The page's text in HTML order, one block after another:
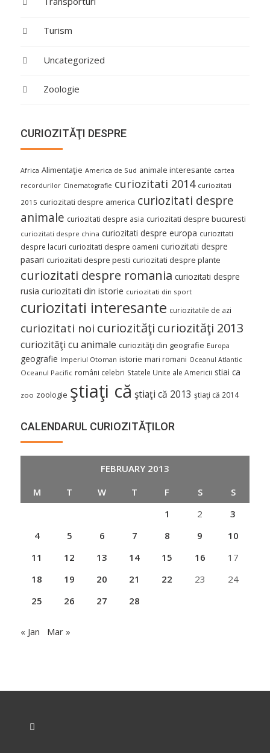
Turism
Uncategorized
Zoologie
CURIOZITĂŢI DESPRE
Africa Alimentaţie America de Sud animale interesante cartea
recordurilor Cinematografie curiozitati 2014 curiozitati
2015 curiozitati despre america curiozitati despre
animale curiozitati despre asia curiozitati despre bucuresti
curiozitati despre china curiozitati despre europa curiozitati
despre lacuri curiozitati despre oameni curiozitati despre
pasari curiozitati despre pesti curiozitati despre plante
curiozitati despre romania curiozitati despre
rusia curiozitati din istorie curiozitati din sport
curiozitati interesante curiozitatile de azi
curiozitati noi curiozităţi curiozităţi 2013
curiozităţi cu animale curiozităţi din geografie Europa
geografie Imperiul Otoman istorie mari romani Oceanul Atlantic
Oceanul Pacific români celebri Statele Unite ale Americii stiai ca
zoo zoologie ştiaţi că ştiaţi că 2013 ştiaţi că 2014
CALENDARUL CURIOZITĂŢILOR
FEBRUARY 2013
M
T W T F S
S
1
2
3
4
5 6 7 8 9
10
11
12 13 14 15 16
17
18
19 20 21 22 23
24
25
26 27 28
« Jan Mar »